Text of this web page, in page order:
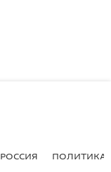
РОССИЯ ПОЛИТИКА